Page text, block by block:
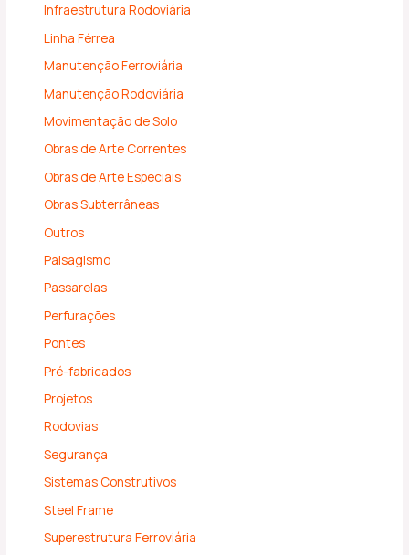
Infraestrutura Rodoviária
Linha Férrea
Manutenção Ferroviária
Manutenção Rodoviária
Movimentação de Solo
Obras de Arte Correntes
Obras de Arte Especiais
Obras Subterrâneas
Outros
Paisagismo
Passarelas
Perfurações
Pontes
Pré-fabricados
Projetos
Rodovias
Segurança
Sistemas Construtivos
Steel Frame
Superestrutura Ferroviária